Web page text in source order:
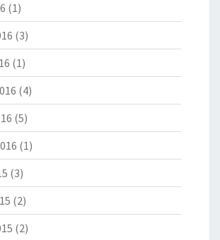
(1)
(3)
(1)
(4)
(5)
(1)
(3)
(2)
(2)